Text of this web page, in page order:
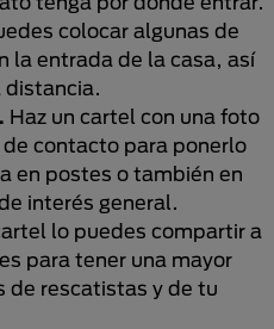
colocar algunas de
la entrada de la casa, así
distancia.
Haz un cartel con una foto
contacto para ponerlo
en postes o también en
interés general.
lo puedes compartir a
para tener una mayor
de rescatistas y de tu